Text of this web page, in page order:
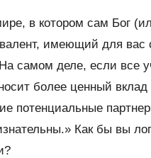
в котором сам Бог
имеющий для
самом деле, если все
более ценный
потенциальные
Как бы вы